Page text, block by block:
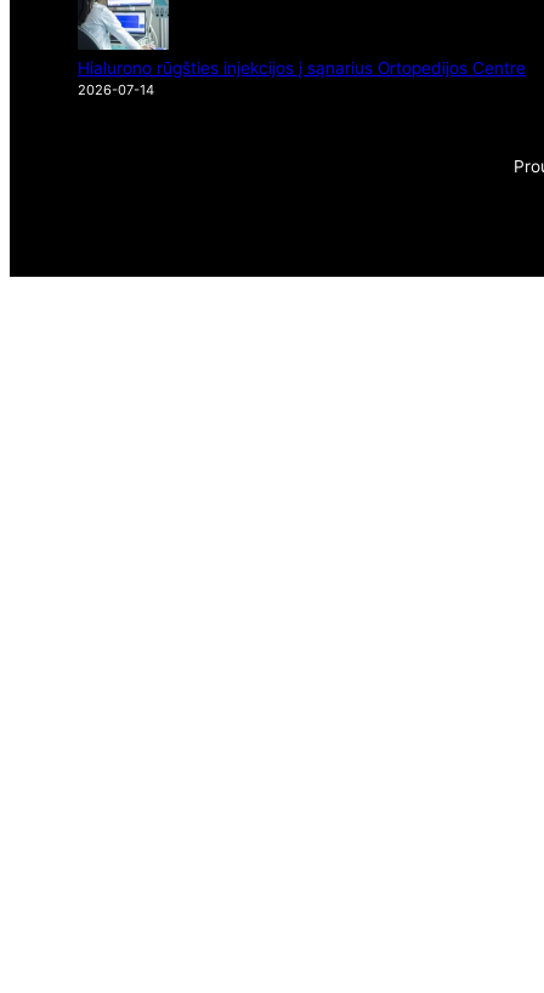
Hialurono rūgšties injekcijos į sąnarius Ortopedijos Centre
2026-07-14